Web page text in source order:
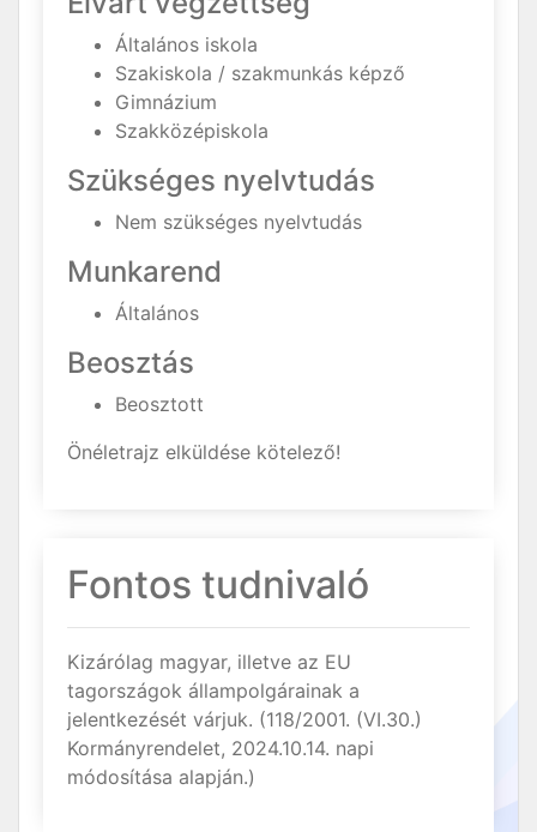
Általános iskola
Szakiskola / szakmunkás képző
Gimnázium
Szakközépiskola
Szükséges nyelvtudás
Nem szükséges nyelvtudás
Munkarend
Általános
Beosztás
Beosztott
Önéletrajz elküldése kötelező!
Fontos tudnivaló
Kizárólag magyar, illetve az EU
tagországok állampolgárainak a
jelentkezését várjuk. (118/2001. (VI.30.)
Kormányrendelet, 2024.10.14. napi
módosítása alapján.)